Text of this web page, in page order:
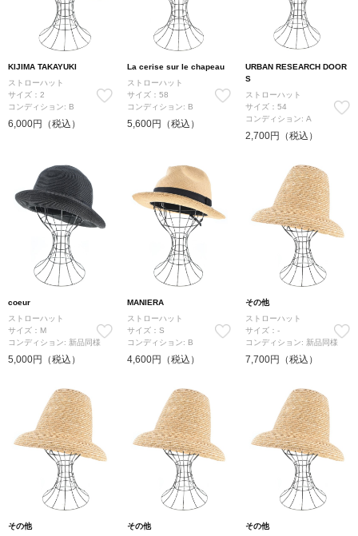
KIJIMA TAKAYUKI
ストローハット
サイズ：2
コンディション: B
6,000円（税込）
La cerise sur le chapeau
ストローハット
サイズ：58
コンディション: B
5,600円（税込）
URBAN RESEARCH DOOR
S
ストローハット
サイズ：54
コンディション: A
2,700円（税込）
coeur
ストローハット
サイズ：M
コンディション: 新品同様
5,000円（税込）
MANIERA
ストローハット
サイズ：S
コンディション: B
4,600円（税込）
その他
ストローハット
サイズ：-
コンディション: 新品同様
7,700円（税込）
その他
その他
その他